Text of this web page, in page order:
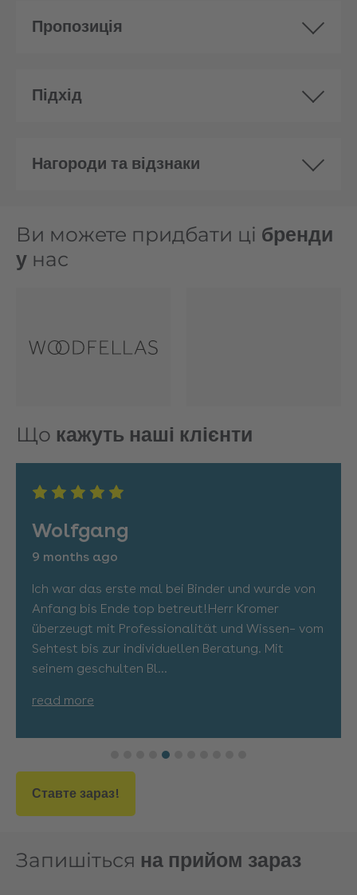
Пропозиція
Підхід
Нагороди та відзнаки
Ви можете придбати ці бренди
у нас
Що кажуть наші клієнти
Wolfgang
9 months ago
Ich war das erste mal bei Binder und wurde von
Anfang bis Ende top betreut!Herr Kromer
überzeugt mit Professionalität und Wissen– vom
Sehtest bis zur individuellen Beratung. Mit
seinem geschulten Bl...
read more
Ставте зараз!
Запишіться на прийом зараз